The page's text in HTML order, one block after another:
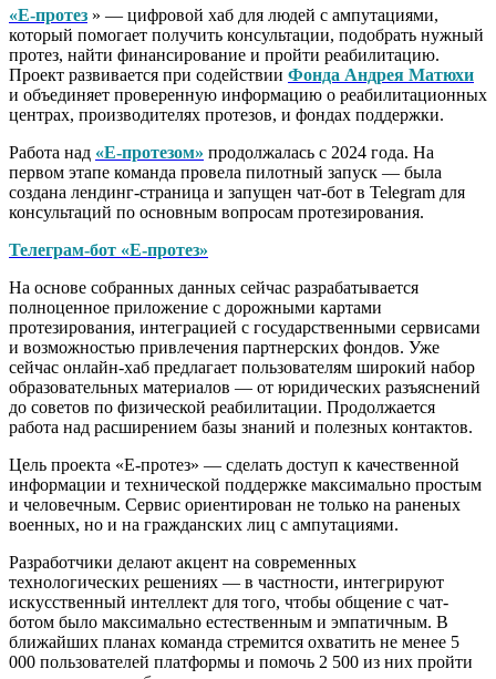
«Е-протез » — цифровой хаб для людей с ампутациями,
который помогает получить консультации, подобрать нужный
протез, найти финансирование и пройти реабилитацию.
Проект развивается при содействии Фонда Андрея Матюхи
и объединяет проверенную информацию о реабилитационных
центрах, производителях протезов, и фондах поддержки.
Работа над «Е-протезом» продолжалась с 2024 года. На
первом этапе команда провела пилотный запуск — была
создана лендинг-страница и запущен чат-бот в Telegram для
консультаций по основным вопросам протезирования.
Телеграм-бот «Е-протез»
На основе собранных данных сейчас разрабатывается
полноценное приложение с дорожными картами
протезирования, интеграцией с государственными сервисами
и возможностью привлечения партнерских фондов. Уже
сейчас онлайн-хаб предлагает пользователям широкий набор
образовательных материалов — от юридических разъяснений
до советов по физической реабилитации. Продолжается
работа над расширением базы знаний и полезных контактов.
Цель проекта «Е-протез» — сделать доступ к качественной
информации и технической поддержке максимально простым
и человечным. Сервис ориентирован не только на раненых
военных, но и на гражданских лиц с ампутациями.
Разработчики делают акцент на современных
технологических решениях — в частности, интегрируют
искусственный интеллект для того, чтобы общение с чат-
ботом было максимально естественным и эмпатичным. В
ближайших планах команда стремится охватить не менее 5
000 пользователей платформы и помочь 2 500 из них пройти